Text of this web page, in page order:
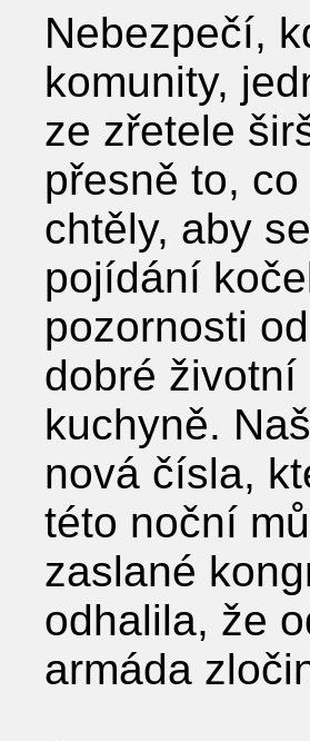
Nebezpečí,
komunity,
ze zřetele
přesně to,
chtěly, aby
pojídání
pozornosti
dobré
kuchyně.
nová čísla,
této noční
zaslané
odhalila, že
armáda